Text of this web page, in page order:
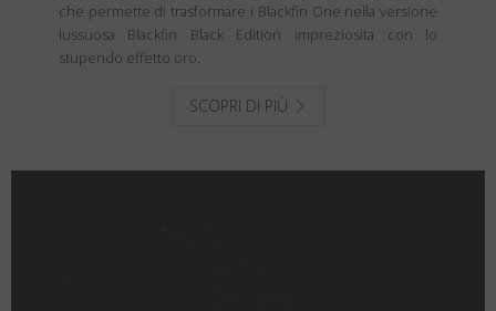
che permette di trasformare i Blackfin One nella versione
lussuosa Blackfin Black Edition impreziosita con lo
stupendo effetto oro.
SCOPRI DI PIÙ